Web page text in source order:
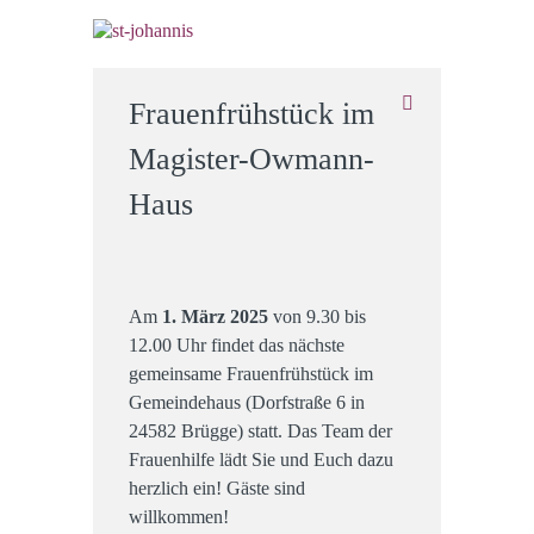
Frauenfrühstück im
Magister-Owmann-
Haus
Am 1. März 2025 von 9.30 bis
12.00 Uhr findet das nächste
gemeinsame Frauenfrühstück im
Gemeindehaus (Dorfstraße 6 in
24582 Brügge) statt. Das Team der
Frauenhilfe lädt Sie und Euch dazu
herzlich ein! Gäste sind
willkommen!